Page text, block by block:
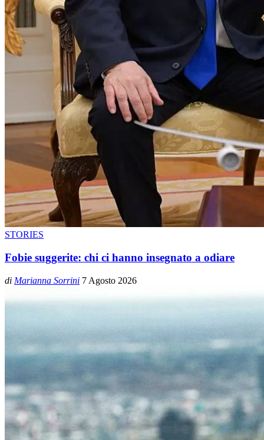
STORIES
Fobie suggerite: chi ci hanno insegnato a odiare
di Marianna Sorrini 7 Agosto 2026